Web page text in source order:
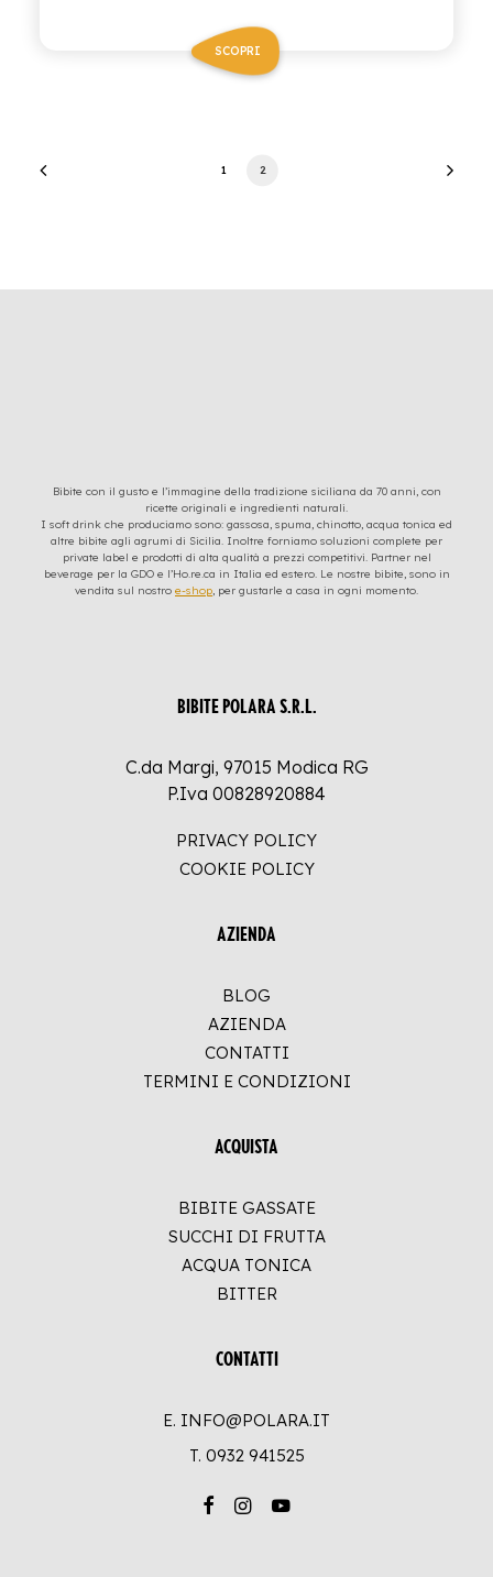
SCOPRI
1 2
Bibite con il gusto e l’immagine della tradizione siciliana da 70 anni, con
ricette originali e ingredienti naturali.
I soft drink che produciamo sono: gassosa, spuma, chinotto, acqua tonica ed
altre bibite agli agrumi di Sicilia. Inoltre forniamo soluzioni complete per
private label e prodotti di alta qualità a prezzi competitivi. Partner nel
beverage per la GDO e l’Ho.re.ca in Italia ed estero. Le nostre bibite, sono in
vendita sul nostro e-shop, per gustarle a casa in ogni momento.
BIBITE POLARA S.R.L.
C.da Margi, 97015 Modica RG
P.Iva 00828920884
PRIVACY POLICY
COOKIE POLICY
AZIENDA
BLOG
AZIENDA
CONTATTI
TERMINI E CONDIZIONI
ACQUISTA
BIBITE GASSATE
SUCCHI DI FRUTTA
ACQUA TONICA
BITTER
CONTATTI
E. INFO@POLARA.IT
T. 0932 941525